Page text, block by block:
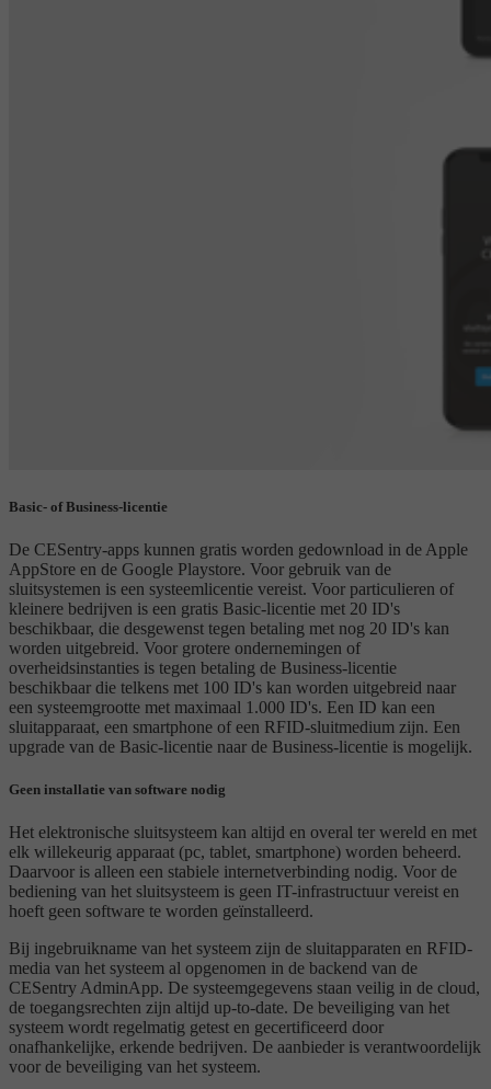
Basic- of Business-licentie
De CESentry-apps kunnen gratis worden gedownload in de Apple
AppStore en de Google Playstore. Voor gebruik van de
sluitsystemen is een systeemlicentie vereist. Voor particulieren of
kleinere bedrijven is een gratis Basic-licentie met 20 ID's
beschikbaar, die desgewenst tegen betaling met nog 20 ID's kan
worden uitgebreid. Voor grotere ondernemingen of
overheidsinstanties is tegen betaling de Business-licentie
beschikbaar die telkens met 100 ID's kan worden uitgebreid naar
een systeemgrootte met maximaal 1.000 ID's. Een ID kan een
sluitapparaat, een smartphone of een RFID-sluitmedium zijn. Een
upgrade van de Basic-licentie naar de Business-licentie is mogelijk.
Geen installatie van software nodig
Het elektronische sluitsysteem kan altijd en overal ter wereld en met
elk willekeurig apparaat (pc, tablet, smartphone) worden beheerd.
Daarvoor is alleen een stabiele internetverbinding nodig. Voor de
bediening van het sluitsysteem is geen IT-infrastructuur vereist en
hoeft geen software te worden geïnstalleerd.
Bij ingebruikname van het systeem zijn de sluitapparaten en RFID-
media van het systeem al opgenomen in de backend van de
CESentry AdminApp. De systeemgegevens staan veilig in de cloud,
de toegangsrechten zijn altijd up-to-date. De beveiliging van het
systeem wordt regelmatig getest en gecertificeerd door
onafhankelijke, erkende bedrijven. De aanbieder is verantwoordelijk
voor de beveiliging van het systeem.